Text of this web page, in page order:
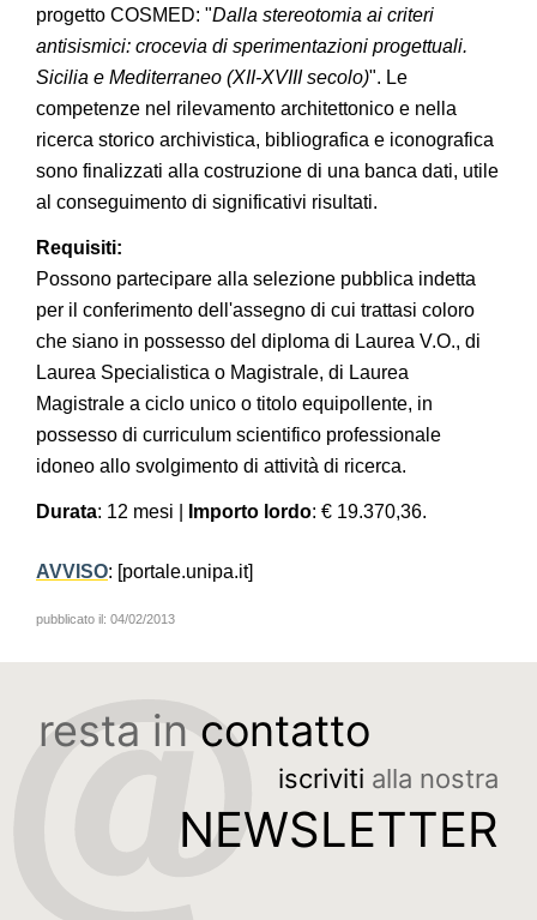
progetto COSMED: "Dalla stereotomia ai criteri
antisismici: crocevia di sperimentazioni progettuali.
Sicilia e Mediterraneo (XII-XVIII secolo)". Le
competenze nel rilevamento architettonico e nella
ricerca storico archivistica, bibliografica e iconografica
sono finalizzati alla costruzione di una banca dati, utile
al conseguimento di significativi risultati.
Requisiti:
Possono partecipare alla selezione pubblica indetta
per il conferimento dell'assegno di cui trattasi coloro
che siano in possesso del diploma di Laurea V.O., di
Laurea Specialistica o Magistrale, di Laurea
Magistrale a ciclo unico o titolo equipollente, in
possesso di curriculum scientifico professionale
idoneo allo svolgimento di attività di ricerca.
Durata: 12 mesi | Importo lordo: € 19.370,36.
AVVISO: [portale.unipa.it]
pubblicato il: 04/02/2013
resta in contatto
iscriviti alla nostra
NEWSLETTER